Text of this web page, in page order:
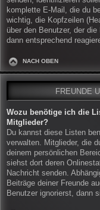
komplette E-Mail, die du
wichtig, die Kopfzeilen
über den Benutzer, der
dann entsprechend
NACH OBEN
FREUNDE
Wozu benötige ich die
Mitglieder?
Du kannst diese Listen
verwalten. Mitglieder, die
deinem persönlichen
siehst dort deren
Nachricht senden.
Beiträge deiner Freunde
Benutzer ignorierst, dann